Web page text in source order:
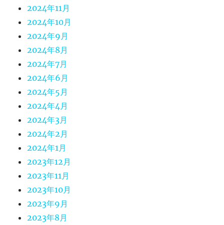
2024年11月
2024年10月
2024年9月
2024年8月
2024年7月
2024年6月
2024年5月
2024年4月
2024年3月
2024年2月
2024年1月
2023年12月
2023年11月
2023年10月
2023年9月
2023年8月